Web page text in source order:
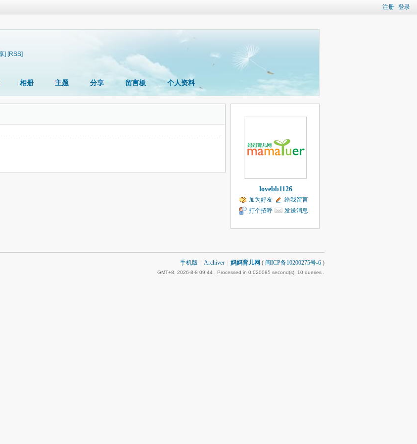
注册 登录
] [RSS]
相册 主题 分享 留言板 个人资料
lovebb1126
加为好友
给我留言
打个招呼
发送消息
手机版 Archiver 妈妈育儿网 ( 闽ICP备10200275号-6 )
GMT+8, 2026-8-8 09:44 , Processed in 0.020085 second(s), 10 queries .